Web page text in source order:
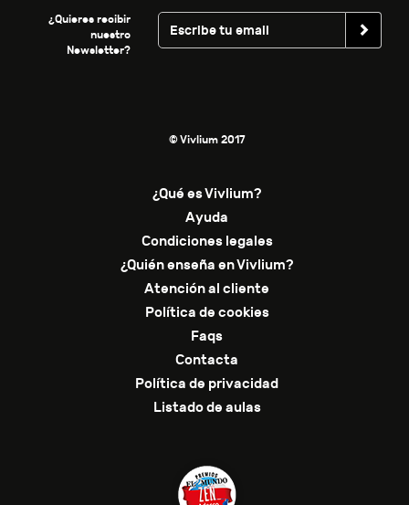
¿Quieres recibir
nuestro
Newsletter?
© Vivlium 2017
¿Qué es Vivlium?
Ayuda
Condiciones legales
¿Quién enseña en Vivlium?
Atención al cliente
Política de cookies
Faqs
Contacta
Política de privacidad
Listado de aulas